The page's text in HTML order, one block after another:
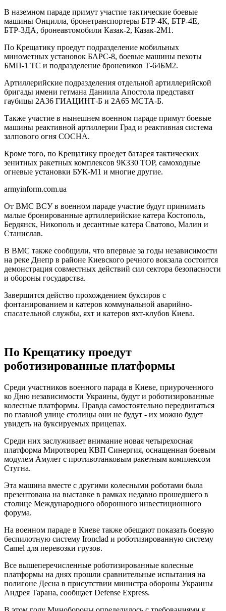
В наземном параде примут участие тактические боевые
машины Онцилла, бронетранспортеры БТР-4К, БТР-4Е,
БТР-3ДА, бронеавтомобили Казак-2, Казак-2М1.
По Крещатику проедут подразделение мобильных
минометных установок БАРС-8, боевые машины пехоты
БМП-1 ТС и подразделение броневиков Т-64БМ2.
Артиллерийские подразделения отдельной артиллерийской
бригады имени гетмана Даниила Апостола представят
гаубицы 2А36 ГИАЦИНТ-Б и 2А65 МСТА-Б.
Также участие в нынешнем военном параде примут боевые
машины реактивной артиллерии Град и реактивная система
залпового огня СОСНА.
Кроме того, по Крещатику проедет батарея тактических
зенитных ракетных комплексов 9К330 ТОР, самоходные
огневые установки БУК-М1 и многие другие.
armyinform.com.ua
От ВМС ВСУ в военном параде участие будут принимать
малые бронированные артиллерийские катера Костополь,
Бердянск, Никополь и десантные катера Сватово, Малин и
Станислав.
В ВМС также сообщили, что впервые за годы независимости
на реке Днепр в районе Киевского речного вокзала состоится
демонстрация совместных действий сил сектора безопасности
и обороны государства.
Завершится действо прохождением буксиров с
фонтанированием и катеров коммунальной аварийно-
спасательной службы, яхт и катеров яхт-клубов Киева.
По Крещатику проедут
роботизированные платформы
Среди участников военного парада в Киеве, приуроченного
ко Дню независимости Украины, будут и роботизированные
колесные платформы. Правда самостоятельно передвигаться
по главной улице столицы они не будут - их можно будет
увидеть на буксируемых прицепах.
Среди них заслуживает внимание новая четырехосная
платформа Миротворец КВП Синергия, оснащенная боевым
модулем Амулет с противотанковым ракетным комплексом
Стугна.
Эта машина вместе с другими колесными роботами была
презентована на выставке в рамках недавно прошедшего в
столице Международного оборонного инвестиционного
форума.
На военном параде в Киеве также обещают показать боевую
беспилотную систему Ironclad и роботизированную систему
Camel для перевозки грузов.
Все вышеперечисленные роботизированные колесные
платформы на днях прошли сравнительные испытания на
полигоне Десна в присутствии министра обороны Украины
Андрея Тарана, сообщает Defense Express.